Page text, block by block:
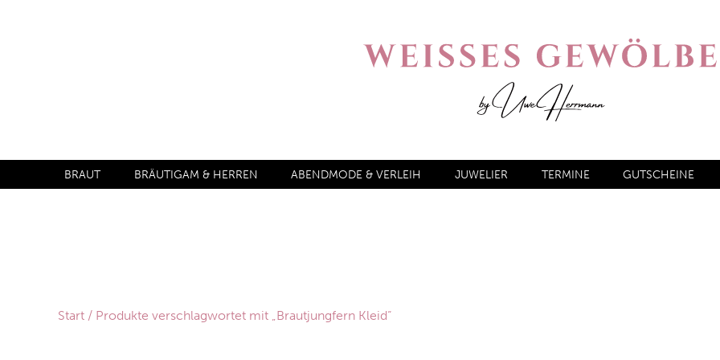
BRAUT BRÄUTIGAM & HERREN ABENDMODE & VERLEIH JUWELIER TERMINE GUTSCHEINE
Start / Produkte verschlagwortet mit „Brautjungfern Kleid“